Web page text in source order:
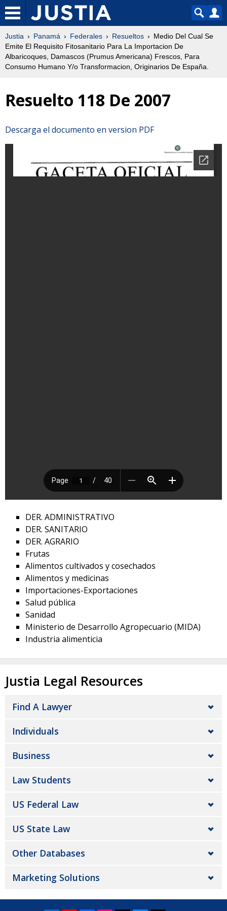
Justia Panamá Federales Resueltos
Medio Del Cual Se
Emite El Requisito Fitosanitario Para La Importacion De
Albaricoques, Damascos (Prumus Americana) Frescos, Para
Consumo Humano Y/o Transformacion, Originarios De España.
Resuelto 118 De 2007
Descarga el documento en version PDF
DER. ADMINISTRATIVO
DER. SANITARIO
DER. AGRARIO
Frutas
Alimentos cultivados y cosechados
Alimentos y medicinas
Importaciones-Exportaciones
Salud pública
Sanidad
Ministerio de Desarrollo Agropecuario (MIDA)
Industria alimenticia
Justia Legal Resources
Find A Lawyer
Individuals
Business
Law Students
US Federal Law
US State Law
Other Databases
Marketing Solutions